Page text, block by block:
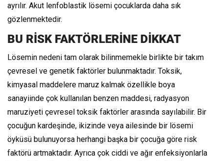
ayrılır. Akut lenfoblastik lösemi çocuklarda daha sık
gözlenmektedir.
BU RİSK FAKTÖRLERİNE DİKKAT
Lösemin nedeni tam olarak bilinmemekle birlikte bir takım
çevresel ve genetik faktörler bulunmaktadır. Toksik,
kimyasal maddelere maruz kalmak özellikle boya
sanayiinde çok kullanılan benzen maddesi, radyasyon
maruziyeti çevresel toksik faktörler arasında sayılabilir. Bir
çocuğun kardeşinde, ikizinde veya ailesinde bir lösemi
öyküsü bulunuyorsa herhangi başka bir çocuğa göre risk
faktörü artmaktadır. Ayrıca çok ciddi ve ağır enfeksiyonlarla